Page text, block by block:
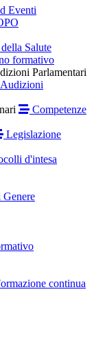
Eventi
Salute
formativo
Parlamentari
Competenze
Legislazione
d'intesa
continua